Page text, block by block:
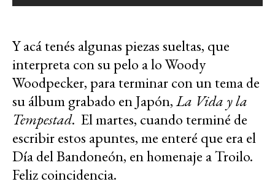
Y acá tenés algunas piezas sueltas, que
interpreta con su pelo a lo Woody
Woodpecker, para terminar con un tema de
su álbum grabado en Japón,La Vida y la
Tempestad. El martes, cuando terminé de
escribir estos apuntes, me enteré que era el
Día del Bandoneón, en homenaje a Troilo.
Feliz coincidencia.